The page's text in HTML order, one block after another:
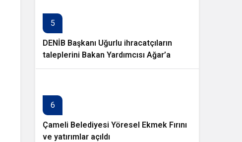
5
DENİB Başkanı Uğurlu ihracatçıların
taleplerini Bakan Yardımcısı Ağar’a
aktardı
6
Çameli Belediyesi Yöresel Ekmek Fırını
ve yatırımlar açıldı